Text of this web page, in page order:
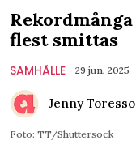
flest smittas
SAMHÄLLE 29 jun, 2025
Jenny
Foto: TT/Shuttersock